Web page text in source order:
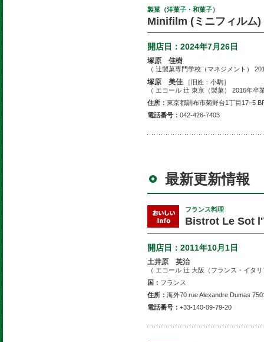
製菓（洋菓子・和菓子）
Minifilm (ミニフィルム)
開店日： 2024年7月26日
塚原 佳樹
（ 辻製菓専門学校（マネジメント）
塚原 美佳
［旧姓：小駒］
（ エコール 辻 東京（製菓） 2016年
住所： 東京都調布市菊野台1丁目17−5
電話番号： 042-426-7403
最新更新情報
フランス料理
Bistrot Le Sot
開店日： 2011年10月1日
土井原 英治
（ エコール 辻 大阪（フランス・イタ
国： フランス
住所： 海外70 rue Alexandre Dumas
電話番号： +33-140-09-79-20